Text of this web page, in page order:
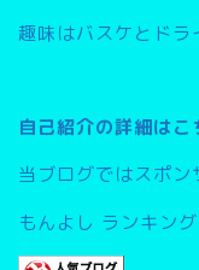
趣味はバスケとドラ
自己紹介の詳細はこ
当ブログではスポン
もんよし ランキン